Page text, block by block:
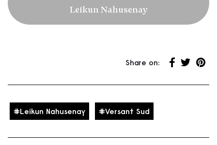
Leikun Nahusenay
Share on: Partager sur
Partager
Leikun Nahusenay Versant Sud